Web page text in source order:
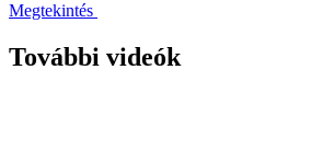
Megtekintés
További videók